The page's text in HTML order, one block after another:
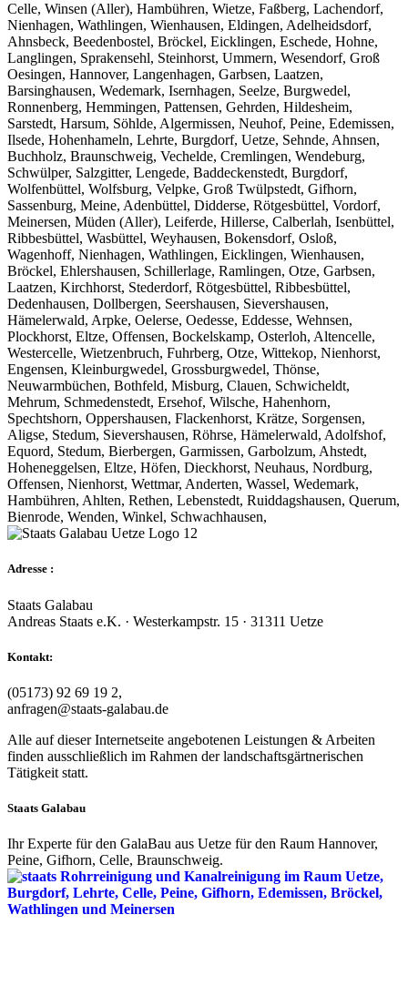
Celle, Winsen (Aller), Hambühren, Wietze, Faßberg, Lachendorf,
Nienhagen, Wathlingen, Wienhausen, Eldingen, Adelheidsdorf,
Ahnsbeck, Beedenbostel, Bröckel, Eicklingen, Eschede, Hohne,
Langlingen, Sprakensehl, Steinhorst, Ummern, Wesendorf, Groß
Oesingen, Hannover, Langenhagen, Garbsen, Laatzen,
Barsinghausen, Wedemark, Isernhagen, Seelze, Burgwedel,
Ronnenberg, Hemmingen, Pattensen, Gehrden, Hildesheim,
Sarstedt, Harsum, Söhlde, Algermissen, Neuhof, Peine, Edemissen,
Ilsede, Hohenhameln, Lehrte, Burgdorf, Uetze, Sehnde, Ahnsen,
Buchholz, Braunschweig, Vechelde, Cremlingen, Wendeburg,
Schwülper, Salzgitter, Lengede, Baddeckenstedt, Burgdorf,
Wolfenbüttel, Wolfsburg, Velpke, Groß Twülpstedt, Gifhorn,
Sassenburg, Meine, Adenbüttel, Didderse, Rötgesbüttel, Vordorf,
Meinersen, Müden (Aller), Leiferde, Hillerse, Calberlah, Isenbüttel,
Ribbesbüttel, Wasbüttel, Weyhausen, Bokensdorf, Osloß,
Wagenhoff, Nienhagen, Wathlingen, Eicklingen, Wienhausen,
Bröckel, Ehlershausen, Schillerlage, Ramlingen, Otze, Garbsen,
Laatzen, Kirchhorst, Stederdorf, Rötgesbüttel, Ribbesbüttel,
Dedenhausen, Dollbergen, Seershausen, Sievershausen,
Hämelerwald, Arpke, Oelerse, Oedesse, Eddesse, Wehnsen,
Plockhorst, Eltze, Offensen, Bockelskamp, Osterloh, Altencelle,
Westercelle, Wietzenbruch, Fuhrberg, Otze, Wittekop, Nienhorst,
Engensen, Kleinburgwedel, Grossburgwedel, Thönse,
Neuwarmbüchen, Bothfeld, Misburg, Clauen, Schwicheldt,
Mehrum, Schmedenstedt, Ersehof, Wilsche, Hahenhorn,
Spechtshorn, Oppershausen, Flackenhorst, Krätze, Sorgensen,
Aligse, Stedum, Sievershausen, Röhrse, Hämelerwald, Adolfshof,
Equord, Stedum, Bierbergen, Garmissen, Garbolzum, Ahstedt,
Hoheneggelsen, Eltze, Höfen, Dieckhorst, Neuhaus, Nordburg,
Offensen, Nienhorst, Wettmar, Anderten, Wassel, Wedemark,
Hambühren, Ahlten, Rethen, Lebenstedt, Ruiddagshausen, Querum,
Bienrode, Wenden, Winkel, Schwachhausen,
Adresse :
Staats Galabau
Andreas Staats e.K. · Westerkampstr. 15 · 31311 Uetze
Kontakt:
(05173) 92 69 19 2,
anfragen@staats-galabau.de
Alle auf dieser Internetseite angebotenen Leistungen & Arbeiten
finden ausschließlich im Rahmen der landschaftsgärtnerischen
Tätigkeit statt.
Staats Galabau
Ihr Experte für den GalaBau aus Uetze für den Raum Hannover,
Peine, Gifhorn, Celle, Braunschweig.